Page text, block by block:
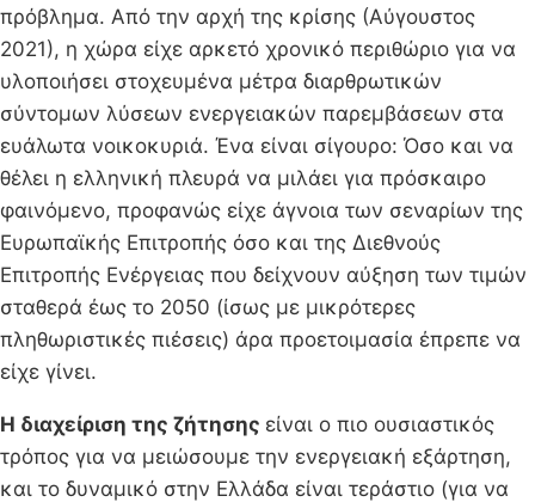
πρόβλημα. Από την αρχή της κρίσης (Αύγουστος
2021), η χώρα είχε αρκετό χρονικό περιθώριο για να
υλοποιήσει στοχευμένα μέτρα διαρθρωτικών
σύντομων λύσεων ενεργειακών παρεμβάσεων στα
ευάλωτα νοικοκυριά. Ένα είναι σίγουρο: Όσο και να
θέλει η ελληνική πλευρά να μιλάει για πρόσκαιρο
φαινόμενο, προφανώς είχε άγνοια των σεναρίων της
Ευρωπαϊκής Επιτροπής όσο και της Διεθνούς
Επιτροπής Ενέργειας που δείχνουν αύξηση των τιμών
σταθερά έως το 2050 (ίσως με μικρότερες
πληθωριστικές πιέσεις) άρα προετοιμασία έπρεπε να
είχε γίνει.
Η διαχείριση της ζήτησης είναι ο πιο ουσιαστικός
τρόπος για να μειώσουμε την ενεργειακή εξάρτηση,
και το δυναμικό στην Ελλάδα είναι τεράστιο (για να